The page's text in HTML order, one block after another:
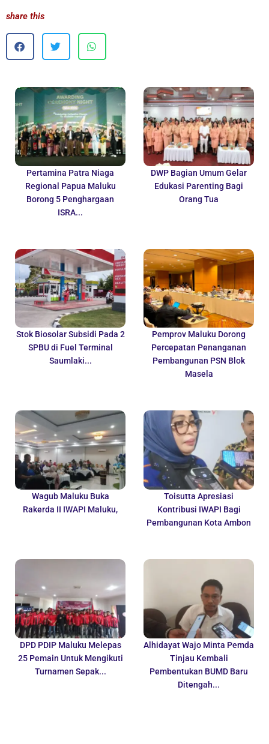
share this
Pertamina Patra Niaga
Regional Papua Maluku
Borong 5 Penghargaan
ISRA...
DWP Bagian Umum Gelar
Edukasi Parenting Bagi
Orang Tua
Stok Biosolar Subsidi Pada 2
SPBU di Fuel Terminal
Saumlaki...
Pemprov Maluku Dorong
Percepatan Penanganan
Pembangunan PSN Blok
Masela
Wagub Maluku Buka
Rakerda II IWAPI Maluku,
Toisutta Apresiasi
Kontribusi IWAPI Bagi
Pembangunan Kota Ambon
DPD PDIP Maluku Melepas
25 Pemain Untuk Mengikuti
Turnamen Sepak...
Alhidayat Wajo Minta Pemda
Tinjau Kembali
Pembentukan BUMD Baru
Ditengah...